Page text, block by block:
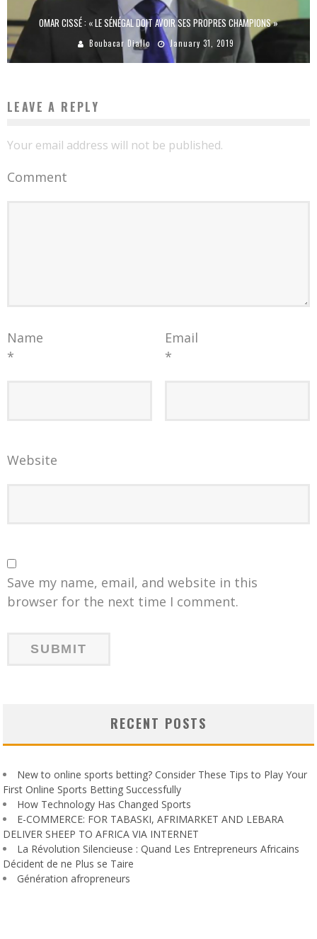
OMAR CISSÉ : « LE SÉNÉGAL DOIT AVOIR SES PROPRES CHAMPIONS »
Boubacar Diallo January 31, 2019
LEAVE A REPLY
Your email address will not be published.
Comment
Name
*
Email
*
Website
Save my name, email, and website in this
browser for the next time I comment.
RECENT POSTS
New to online sports betting? Consider These Tips to Play Your
First Online Sports Betting Successfully
How Technology Has Changed Sports
E-COMMERCE: FOR TABASKI, AFRIMARKET AND LEBARA
DELIVER SHEEP TO AFRICA VIA INTERNET
La Révolution Silencieuse : Quand Les Entrepreneurs Africains
Décident de ne Plus se Taire
Génération afropreneurs